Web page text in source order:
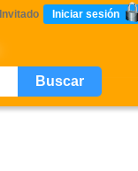
Invitado Iniciar sesión